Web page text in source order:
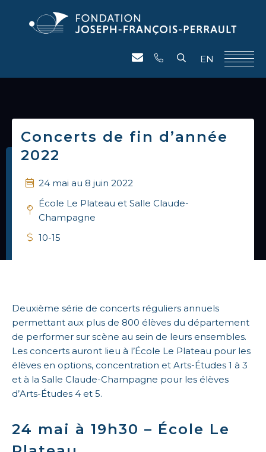
EN
Concerts de fin d’année
2022
24 mai au 8 juin 2022
École Le Plateau et Salle Claude-
Champagne
10-15
Deuxième série de concerts réguliers annuels
permettant aux plus de 800 élèves du département
de performer sur scène au sein de leurs ensembles.
Les concerts auront lieu à l’École Le Plateau pour les
élèves en options, concentration et Arts-Études 1 à 3
et à la Salle Claude-Champagne pour les élèves
d’Arts-Études 4 et 5.
24 mai à 19h30 – École Le